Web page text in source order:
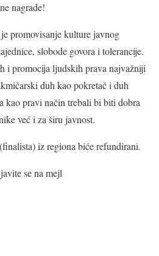
nagrade!
promovisanje kulture javnog
slobode govora i tolerancije.
i promocija ljudskih prava najvažniji
duh kao pokretač i duh
kao pravi način trebali bi biti dobra
već i za širu javnost.
iz regiona biće refundirani.
se na mejl